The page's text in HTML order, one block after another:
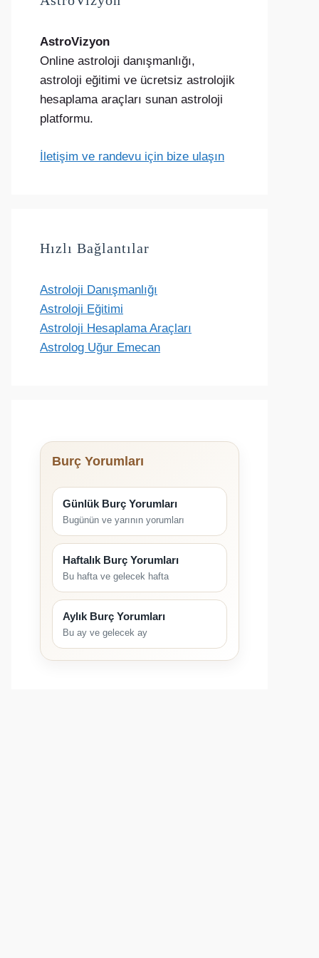
AstroVizyon
Online astroloji danışmanlığı,
astroloji eğitimi ve ücretsiz astrolojik
hesaplama araçları sunan astroloji
platformu.
İletişim ve randevu için bize ulaşın
Hızlı Bağlantılar
Astroloji Danışmanlığı
Astroloji Eğitimi
Astroloji Hesaplama Araçları
Astrolog Uğur Emecan
Burç Yorumları
Günlük Burç Yorumları
Bugünün ve yarının yorumları
Haftalık Burç Yorumları
Bu hafta ve gelecek hafta
Aylık Burç Yorumları
Bu ay ve gelecek ay